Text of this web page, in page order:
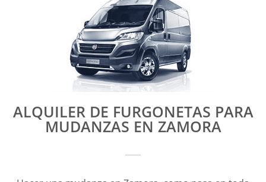
ALQUILER DE FURGONETAS PARA
MUDANZAS EN ZAMORA